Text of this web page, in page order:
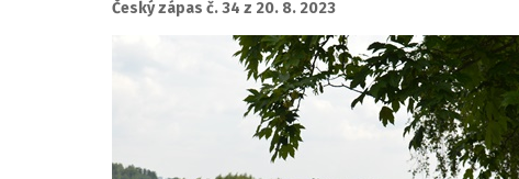
Český zápas č. 34 z 20. 8. 2023